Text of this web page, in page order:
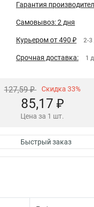
Гарантия
Самовывоз: 2 дня
Курьером от 490 ₽ 2-3
Срочная доставка: 1
127,59 ₽ Скидка 33%
85,17 ₽
Цена за 1 шт.
Быстрый заказ